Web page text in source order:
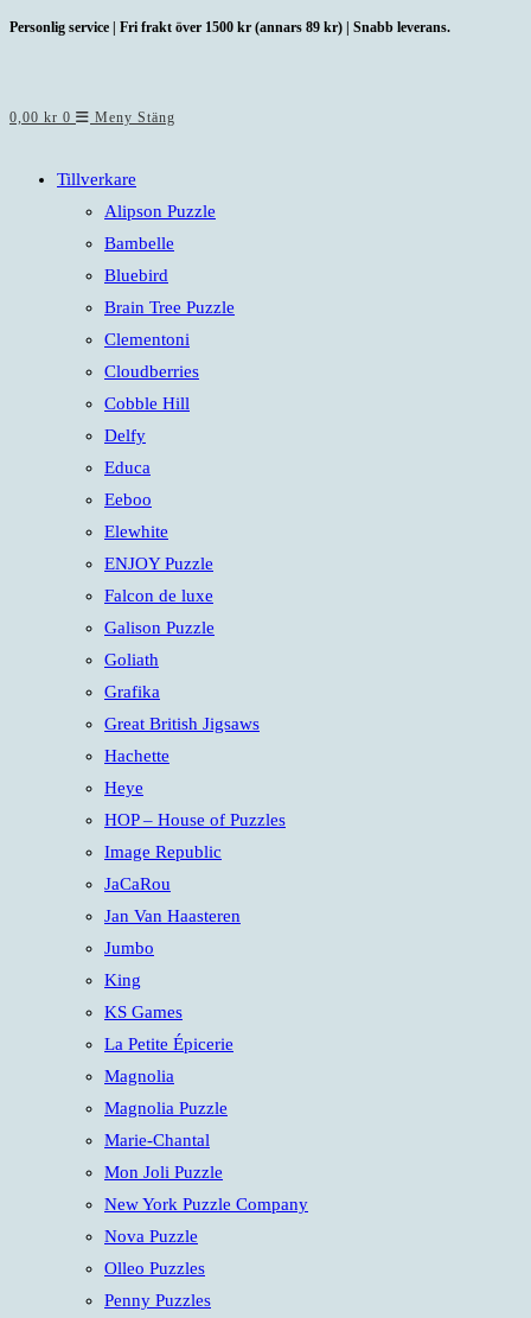
Hoppa
Personlig service | Fri frakt över 1500 kr (annars 89 kr) | Snabb leverans.
0,00 kr 0 Meny Stäng
Tillverkare
Alipson Puzzle
Bambelle
Bluebird
Brain Tree Puzzle
Clementoni
Cloudberries
Cobble Hill
Delfy
Educa
Eeboo
Elewhite
ENJOY Puzzle
Falcon de luxe
Galison Puzzle
Goliath
Grafika
Great British Jigsaws
Hachette
Heye
HOP – House of Puzzles
Image Republic
JaCaRou
Jan Van Haasteren
Jumbo
King
KS Games
La Petite Épicerie
Magnolia
Magnolia Puzzle
Marie-Chantal
Mon Joli Puzzle
New York Puzzle Company
Nova Puzzle
Olleo Puzzles
Penny Puzzles